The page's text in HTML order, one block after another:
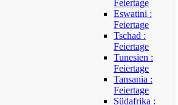
Feiertage
Eswatini :
Feiertage
Tschad :
Feiertage
Tunesien :
Feiertage
Tansania :
Feiertage
Südafrika :